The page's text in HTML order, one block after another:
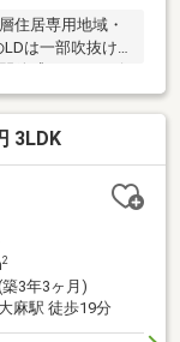
住居専用地域・
は一部吹抜け
・玄関ドアシリ
(車種による)▼設
ト・浴槽自動洗
ぱく公園 徒歩1
お問い合わせく
3LDK
2
3年3ヶ月)
麻駅 徒歩19分